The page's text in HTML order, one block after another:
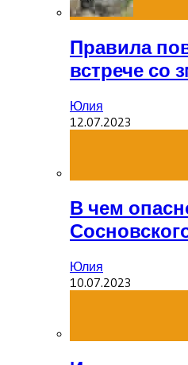
Правила
встрече со
Юлия
12.07.2023
В чем
Юлия
10.07.2023